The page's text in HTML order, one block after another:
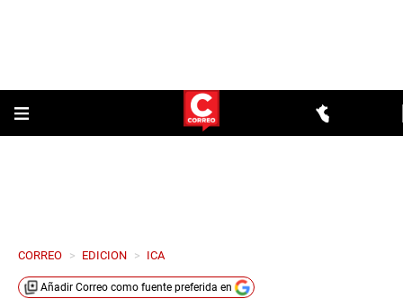
CORREO > EDICION > ICA
Añadir Correo como fuente preferida en